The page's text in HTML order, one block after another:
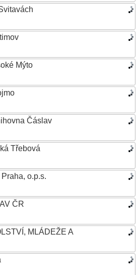
Mýto
Čáslav
Třebová
o.p.s.
ČR
MLÁDEŽE A